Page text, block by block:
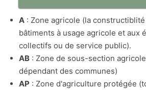
A : Zone agricole (la
bâtiments à usage agricole et aux
collectifs ou de service public).
AB : Zone de sous-section
dépendant des communes)
AP : Zone d'agriculture protégée